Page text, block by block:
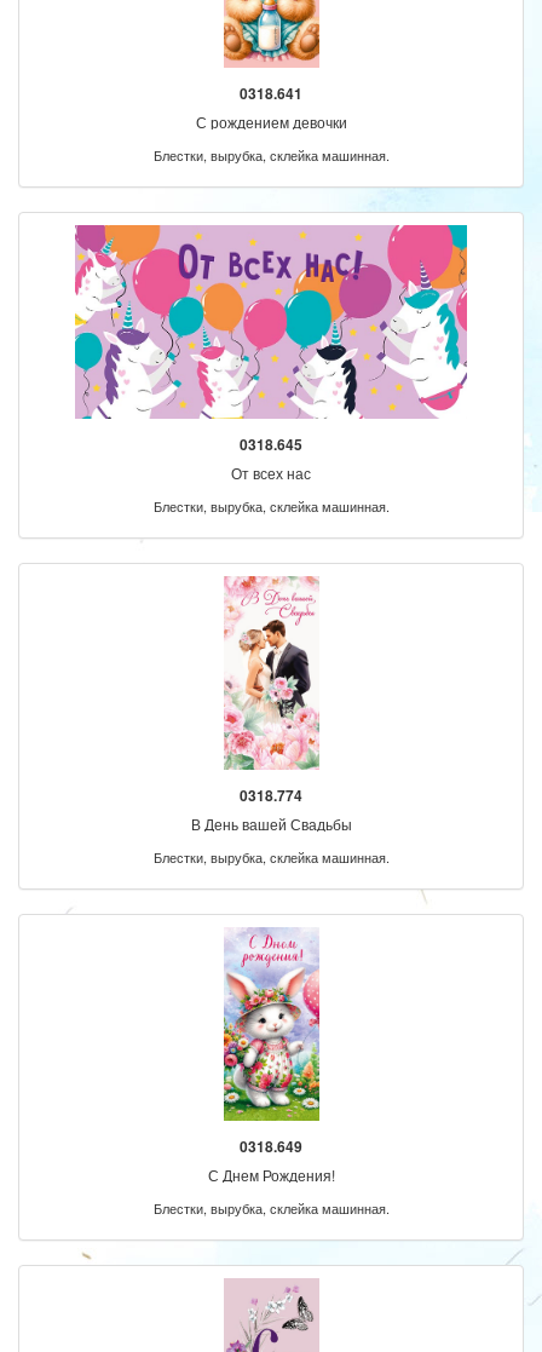
0318.641
С рождением девочки
Блестки, вырубка, склейка машинная.
0318.645
От всех нас
Блестки, вырубка, склейка машинная.
0318.774
В День вашей Свадьбы
Блестки, вырубка, склейка машинная.
0318.649
С Днем Рождения!
Блестки, вырубка, склейка машинная.